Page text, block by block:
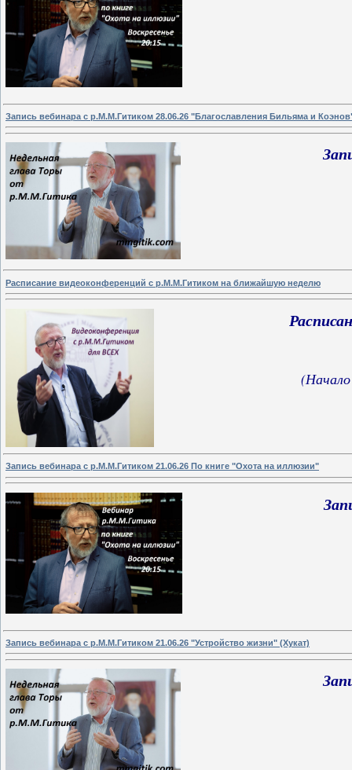
Запись вебинара с р.М.М.Гитиком 28.06.26 "Благославления Бильяма и
Расписание видеоконференций с р.М.М.Гитиком на ближайшую неделю
(Начало
Запись вебинара с р.М.М.Гитиком 21.06.26 По книге "Охота на иллюзии"
Запись вебинара с р.М.М.Гитиком 21.06.26 "Устройство жизни" (Хукат)